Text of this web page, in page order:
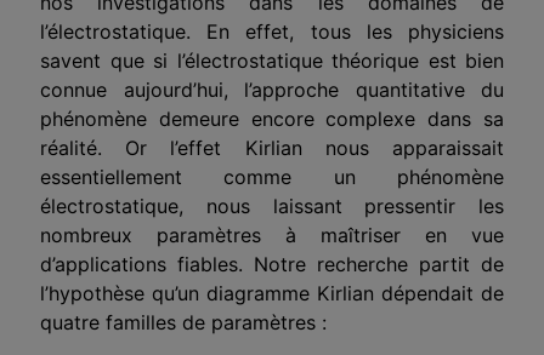
l’électrostatique. En effet, tous les physiciens
savent que si l’électrostatique théorique est bien
connue aujourd’hui, l’approche quantitative du
phénomène demeure encore complexe dans sa
réa­lité. Or l’effet Kirlian nous apparaissait
essentiellement comme un phénomène
électrostatique, nous laissant pressentir les
nombreux paramètres à maîtriser en vue
d’applications fiables. Notre recher­che partit de
l’hypothèse qu’un diagramme Kirlian dépendait de
qua­tre familles de paramètres :